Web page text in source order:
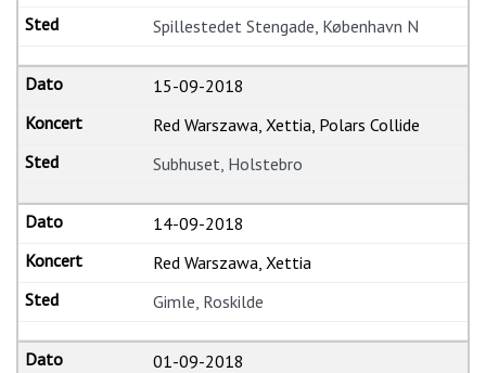
Spillestedet Stengade, København N
15-09-2018
Red Warszawa, Xettia, Polars Collide
Subhuset, Holstebro
14-09-2018
Red Warszawa, Xettia
Gimle, Roskilde
01-09-2018